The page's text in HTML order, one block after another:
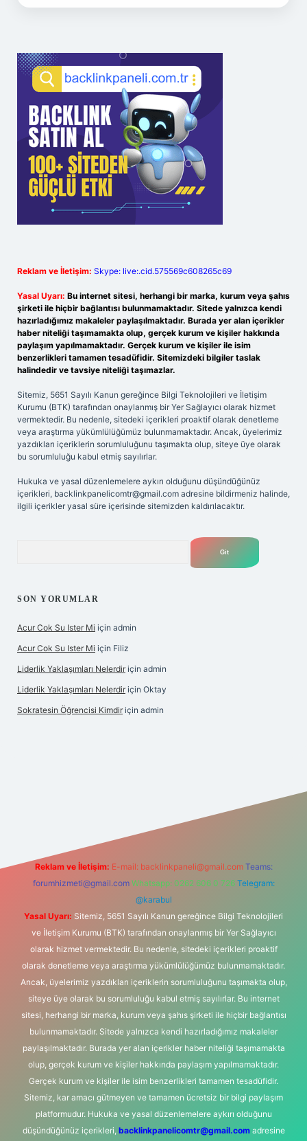
Reklam ve İletişim: Skype: live:.cid.575569c608265c69
Yasal Uyarı: Bu internet sitesi, herhangi bir marka, kurum veya şahıs
şirketi ile hiçbir bağlantısı bulunmamaktadır. Sitede yalnızca kendi
hazırladığımız makaleler paylaşılmaktadır. Burada yer alan içerikler
haber niteliği taşımamakta olup, gerçek kurum ve kişiler hakkında
paylaşım yapılmamaktadır. Gerçek kurum ve kişiler ile isim
benzerlikleri tamamen tesadüfidir. Sitemizdeki bilgiler taslak
halindedir ve tavsiye niteliği taşımazlar.
Sitemiz, 5651 Sayılı Kanun gereğince Bilgi Teknolojileri ve İletişim
Kurumu (BTK) tarafından onaylanmış bir Yer Sağlayıcı olarak hizmet
vermektedir. Bu nedenle, sitedeki içerikleri proaktif olarak denetleme
veya araştırma yükümlülüğümüz bulunmamaktadır. Ancak, üyelerimiz
yazdıkları içeriklerin sorumluluğunu taşımakta olup, siteye üye olarak
bu sorumluluğu kabul etmiş sayılırlar.
Hukuka ve yasal düzenlemelere aykırı olduğunu düşündüğünüz
içerikleri, backlinkpanelicomtr@gmail.com adresine bildirmeniz halinde,
ilgili içerikler yasal süre içerisinde sitemizden kaldırılacaktır.
SON YORUMLAR
Acur Cok Su Ister Mi için admin
Acur Cok Su Ister Mi için Filiz
Liderlik Yaklaşımları Nelerdir için admin
Liderlik Yaklaşımları Nelerdir için Oktay
Sokratesin Öğrencisi Kimdir için admin
Reklam ve İletişim: E-mail: backlinkpaneli@gmail.com Teams:
forumhizmeti@gmail.com Whatsapp: 0262 606 0 726 Telegram:
@karabul
Yasal Uyarı: Sitemiz, 5651 Sayılı Kanun gereğince Bilgi Teknolojileri
ve İletişim Kurumu (BTK) tarafından onaylanmış bir Yer Sağlayıcı
olarak hizmet vermektedir. Bu nedenle, sitedeki içerikleri proaktif
olarak denetleme veya araştırma yükümlülüğümüz bulunmamaktadır.
Ancak, üyelerimiz yazdıkları içeriklerin sorumluluğunu taşımakta olup,
siteye üye olarak bu sorumluluğu kabul etmiş sayılırlar. Bu internet
sitesi, herhangi bir marka, kurum veya şahıs şirketi ile hiçbir bağlantısı
bulunmamaktadır. Sitede yalnızca kendi hazırladığımız makaleler
paylaşılmaktadır. Burada yer alan içerikler haber niteliği taşımamakta
olup, gerçek kurum ve kişiler hakkında paylaşım yapılmamaktadır.
Gerçek kurum ve kişiler ile isim benzerlikleri tamamen tesadüfidir.
Sitemiz, kar amacı gütmeyen ve tamamen ücretsiz bir bilgi paylaşım
platformudur. Hukuka ve yasal düzenlemelere aykırı olduğunu
düşündüğünüz içerikleri, backlinkpanelicomtr@gmail.comadresine